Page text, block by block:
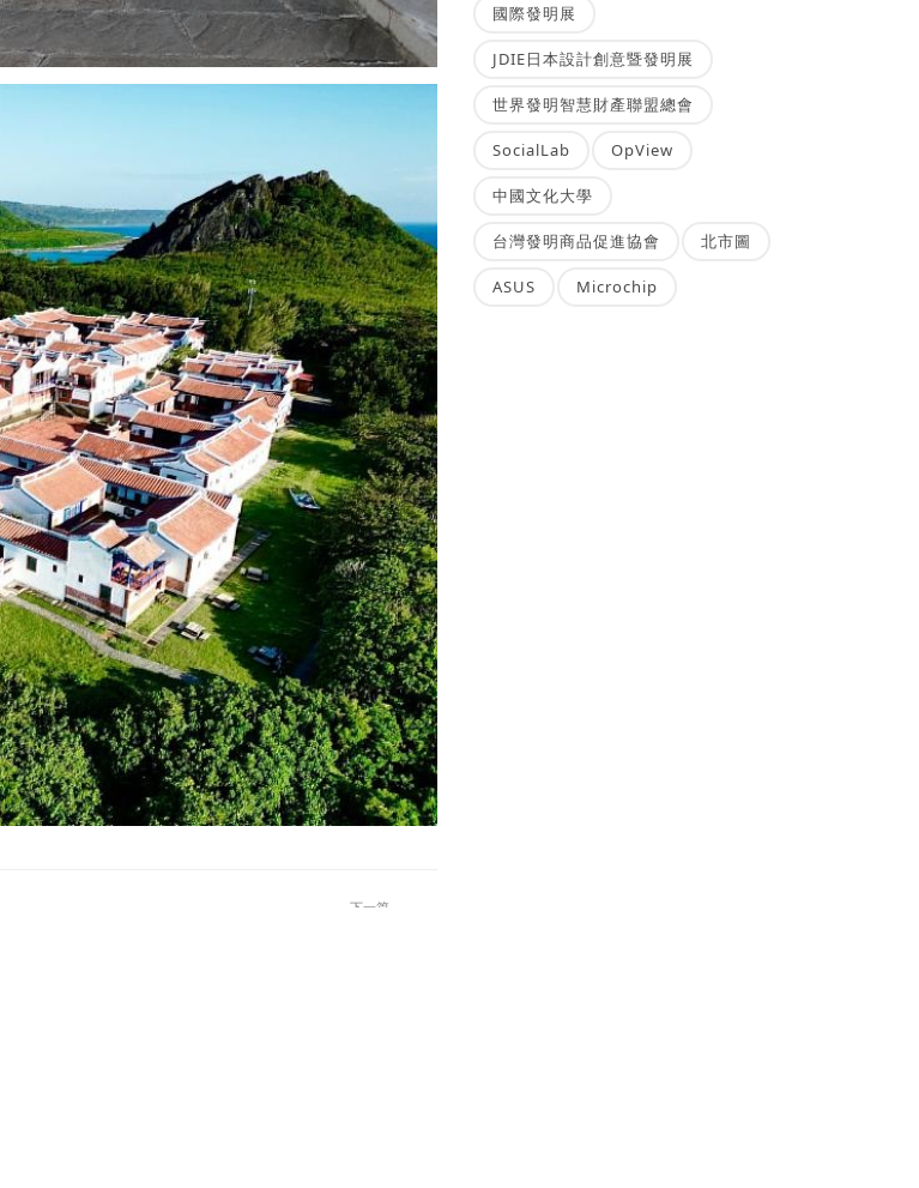
下一篇
國際發明展
JDIE日本設計創意暨發明展
世界發明智慧財產聯盟總會
SocialLab OpView
中國文化大學
台灣發明商品促進協會 北市圖
ASUS Microchip